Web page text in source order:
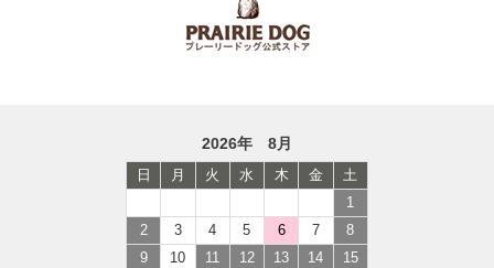
2026年 8月
日 月 火 水 木 金
土
1
2
3 4 5 6 7
8
9
10 11 12 13 14
15